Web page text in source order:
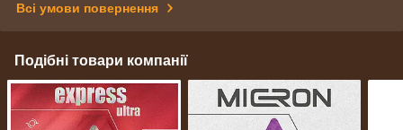
Всі умови повернення
Подібні товари компанії